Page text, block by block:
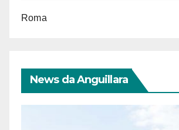
Roma
News da Anguillara